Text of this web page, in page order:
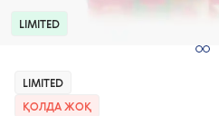
LIMITED
LIMITED
ҚОЛДА ЖОҚ